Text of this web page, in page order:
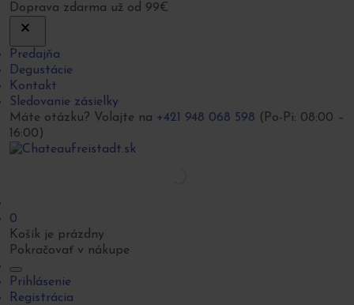
Doprava zdarma už od 99€
Predajňa
Degustácie
Kontakt
Sledovanie zásielky
Máte otázku? Volajte na +421 948 068 598 (Po-Pi: 08:00 –
16:00)
0
Košík je prázdny
Pokračovať v nákupe
Prihlásenie
Registrácia